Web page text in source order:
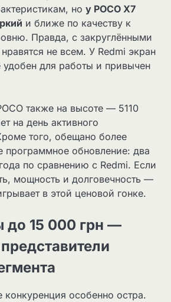
но у POCO X7
и ближе по качеству к
Правда, с закруглёнными
не всем. У Redmi экран
для работы и привычен
также на высоте — 5110
на день активного
того, обещано более
программное обновление: два
по сравнению с Redmi. Если
мощность и долговечность —
в этой ценовой гонке.
15 000 грн —
конкуренция особенно остра.